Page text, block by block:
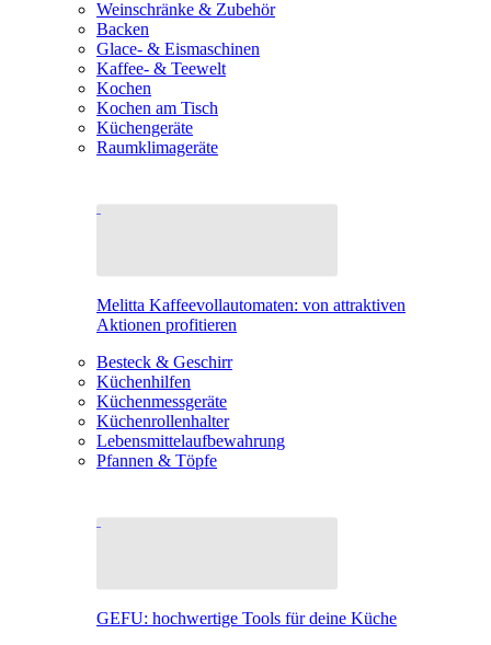
Weinschränke & Zubehör
Backen
Glace- & Eismaschinen
Kaffee- & Teewelt
Kochen
Kochen am Tisch
Küchengeräte
Raumklimageräte
Melitta Kaffeevollautomaten: von attraktiven
Aktionen profitieren
Besteck & Geschirr
Küchenhilfen
Küchenmessgeräte
Küchenrollenhalter
Lebensmittelaufbewahrung
Pfannen & Töpfe
GEFU: hochwertige Tools für deine Küche